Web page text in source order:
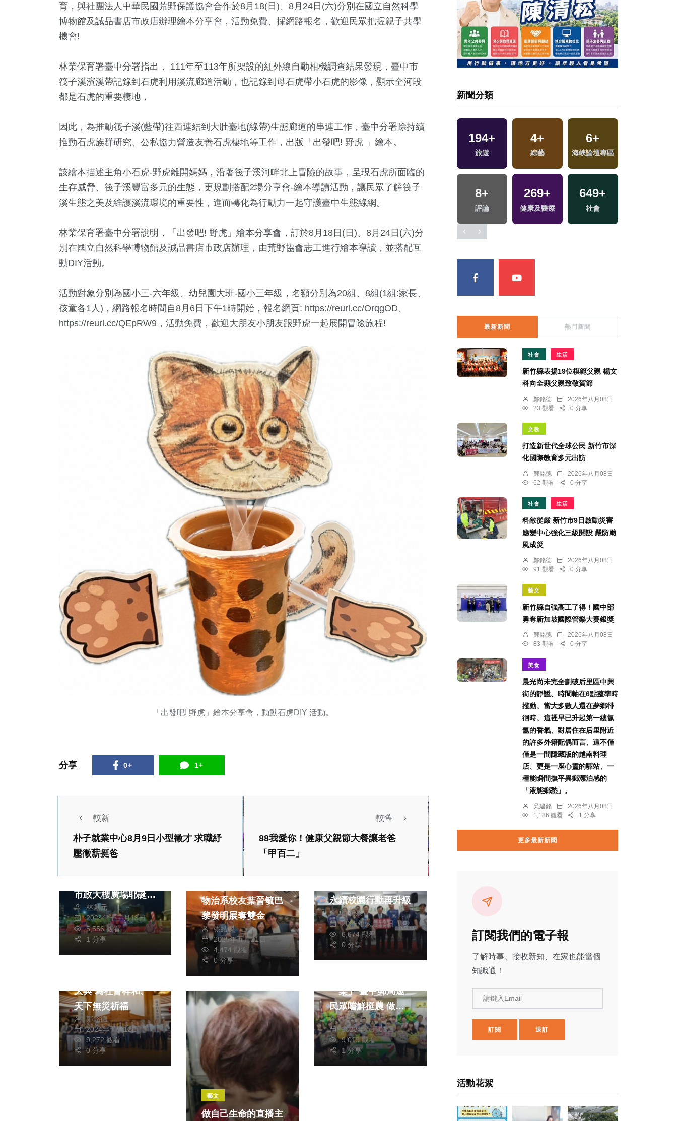
育，與社團法人中華民國荒野保護協會合作於8月18(日)、8月24日(六)分別在國立自然科學
博物館及誠品書店市政店辦理繪本分享會，活動免費、採網路報名，歡迎民眾把握親子共學
機會!
林業保育署臺中分署指出， 111年至113年所架設的紅外線自動相機調查結果發現，臺中市
筏子溪濱溪帶記錄到石虎利用溪流廊道活動，也記錄到母石虎帶小石虎的影像，顯示全河段
都是石虎的重要棲地，
因此，為推動筏子溪(藍帶)往西連結到大肚臺地(綠帶)生態廊道的串連工作，臺中分署除持續
推動石虎族群研究、公私協力營造友善石虎棲地等工作，出版「出發吧! 野虎 」繪本。
該繪本描述主角小石虎-野虎離開媽媽，沿著筏子溪河畔北上冒險的故事，呈現石虎所面臨的
生存威脅、筏子溪豐富多元的生態，更規劃搭配2場分享會-繪本導讀活動，讓民眾了解筏子
溪生態之美及維護溪流環境的重要性，進而轉化為行動力一起守護臺中生態綠網。
林業保育署臺中分署說明，「出發吧! 野虎」繪本分享會，訂於8月18日(日)、8月24日(六)分
別在國立自然科學博物館及誠品書店市政店辦理，由荒野協會志工進行繪本導讀，並搭配互
動DIY活動。
活動對象分別為國小三-六年級、幼兒園大班-國小三年級，名額分別為20組、8組(1組:家長、
孩童各1人)，網路報名時間自8月6日下午1時開始，報名網頁: https://reurl.cc/OrqgOD、
https://reurl.cc/QEpRW9，活動免費，歡迎大朋友小朋友跟野虎一起展開冒險旅程!
「出發吧! 野虎」繪本分享會，動動石虎DIY 活動。
分享 0+ 1+
較新
朴子就業中心8月9日小型徵才 求職紓
壓徵薪挺爸
較舊
88我愛你！健康父親節大餐讓老爸
「甲百二」
市政大樓廣場耶誕燈
飾迎接節慶
林獻元
2024年十二月13日
5,556 觀看
1 分享
物治系校友葉晉毓巴
黎發明展奪雙金
張皓傑
2025年五月21日
4,474 觀看
0 分享
生活 健康及醫療
永續校園行動再升級
蘇榮泉
2025年六月13日
6,674 觀看
0 分享
大典 為社會祥和、
天下無災祈福
鄭銘德
2024年五月12日
9,272 觀看
0 分享
藝文
做自己生命的直播主
「梨」 臺中郵局邀
民眾嚐鮮挺農 做公
益 林獻元
2023年八月03日
9,019 觀看
1 分享
新聞分類
+ 236+
+
福建林公信俗文
7+
2024總統大選
16+
兩岸道教文化交
1+
兩岸佛教文化交
0+ 519+
318+
文教
31+
影視
194+
旅遊
4+
綜藝
6+
海峽論壇專區
8+
評論
269+
健康及醫療
649+
社會
最新新聞 熱門新聞
社會 生活
新竹縣表揚19位模範父親 楊文
科向全縣父親致敬賀節
鄭銘德
2026年八月08日
23 觀看
0 分享
文教
打造新世代全球公民 新竹市深
化國際教育多元出訪
鄭銘德
2026年八月08日
62 觀看
0 分享
社會 生活
料敵從嚴 新竹市9日啟動災害
應變中心強化三級開設 嚴防颱
風成災
鄭銘德
2026年八月08日
91 觀看
0 分享
藝文
新竹縣自強高工了得！國中部
勇奪新加坡國際管樂大賽銀獎
鄭銘德
2026年八月08日
83 觀看
0 分享
美食
晨光尚未完全劃破后里區中興
街的靜謐、時間軸在6點整準時
撥動、當大多數人還在夢鄉徘
徊時、這裡早已升起第一縷氤
氳的香氣、對居住在后里附近
的許多外籍配偶而言、這不僅
僅是一間隱藏版的越南料理
店、更是一座心靈的驛站、一
種能瞬間撫平異鄉漂泊感的
「液態鄉愁」。
吳建銘
2026年八月08日
1,186 觀看
1 分享
更多最新新聞
訂閱我們的電子報
了解時事、接收新知、在家也能當個
知識通！
請鍵入Email
訂閱 退訂
活動花絮